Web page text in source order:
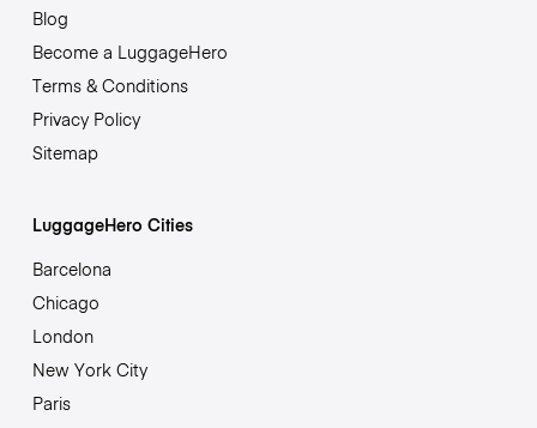
Blog
Become a LuggageHero
Terms & Conditions
Privacy Policy
Sitemap
LuggageHero Cities
Barcelona
Chicago
London
New York City
Paris